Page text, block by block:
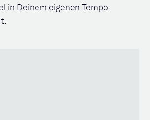
in Deinem eigenen Tempo